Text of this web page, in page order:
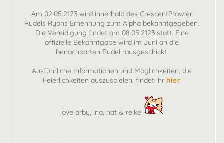
Am 02.05.2123 wird innerhalb des CrescentProwler
Rudels Ryans Ernennung zum Alpha bekanntgegeben.
Die Vereidigung findet am 08.05.2123 statt. Eine
offizielle Bekanntgabe wird im Juni an die
benachbarten Rudel rausgeschickt.
Ausführliche Informationen und Möglichkeiten, die
Feierlichkeiten auszuspielen, findet ihr hier
love arby, ina, nat & reike